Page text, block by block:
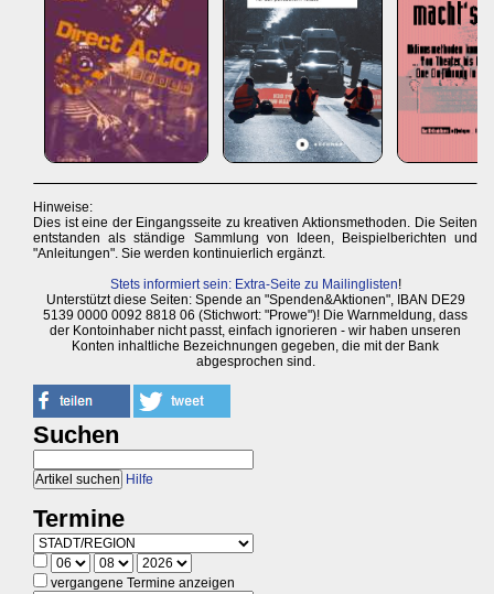
Hinweise:
Dies ist eine der Eingangsseite zu kreativen Aktionsmethoden. Die Seiten
entstanden als ständige Sammlung von Ideen, Beispielberichten und
"Anleitungen". Sie werden kontinuierlich ergänzt.
Stets informiert sein: Extra-Seite zu Mailinglisten!
Unterstützt diese Seiten: Spende an "Spenden&Aktionen", IBAN DE29
5139 0000 0092 8818 06 (Stichwort: "Prowe")! Die Warnmeldung, dass
der Kontoinhaber nicht passt, einfach ignorieren - wir haben unseren
Konten inhaltliche Bezeichnungen gegeben, die mit der Bank
abgesprochen sind.
Suchen
Hilfe
Termine
vergangene Termine anzeigen